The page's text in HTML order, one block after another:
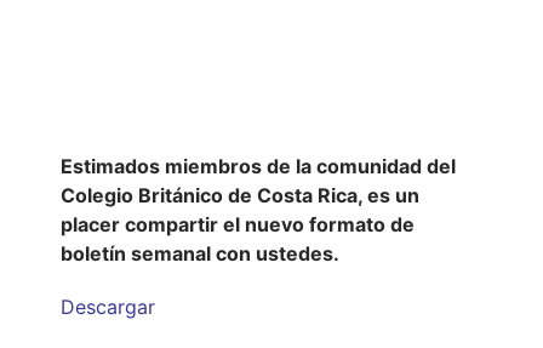
Estimados miembros de la comunidad del
Colegio Británico de Costa Rica, es un
placer compartir el nuevo formato de
boletín semanal con ustedes.
Descargar